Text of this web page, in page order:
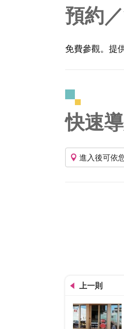
預約
免費參觀。提
快速
進入後可依
上一則